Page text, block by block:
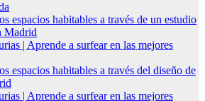
espacios habitables a través de un estudio
Madrid
| Aprende a surfear en las mejores
espacios habitables a través del diseño de
| Aprende a surfear en las mejores